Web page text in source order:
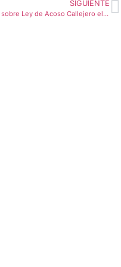
SIGUIENTE
Corredores dará charla sobre Ley de Acoso Callejero el martes 16